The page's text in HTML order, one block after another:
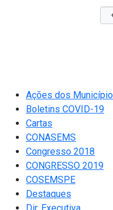
Ações dos
Boletins COVID-19
Cartas
CONASEMS
Congresso 2018
CONGRESSO 2019
COSEMSPE
Destaques